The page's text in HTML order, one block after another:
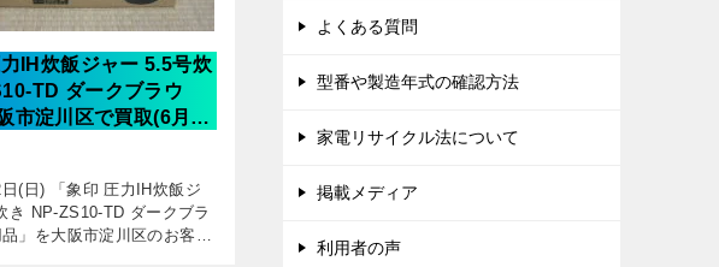
力IH炊飯ジャー 5.5号炊
TD ダークブラウ
市淀川区で買取(6月2
(日) 「象印 圧力IH炊飯ジ
き NP-ZS10-TD ダークブラ
」を大阪市淀川区のお客様
よくある質問
型番や製造年式の確認方法
家電リサイクル法について
掲載メディア
利用者の声